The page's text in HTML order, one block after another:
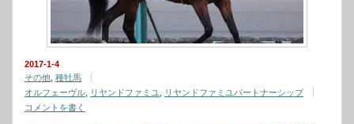
2017-1-4
その他 種牡馬
オルフェーヴル
リヤンドファミユ
リヤンドファミユパートナーシップ
コメントを書く